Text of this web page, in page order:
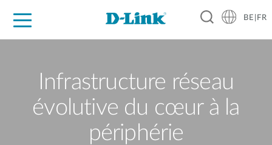
BE|FR
Infrastructure réseau
évolutive du cœur à la
périphérie